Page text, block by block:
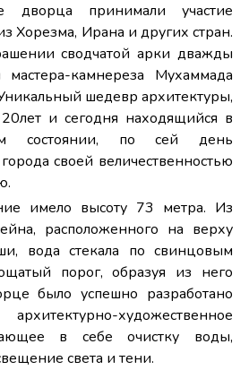
дворца принимали участие
Хорезма, Ирана и других стран.
сводчатой арки дважды
мастера-камнереза Мухаммада
шедевр архитектуры,
и сегодня находящийся в
состоянии, по сей день
своей величественностью
имело высоту 73 метра. Из
расположенного на верху
вода стекала по свинцовым
порог, образуя из него
было успешно разработано
художественное
в себе очистку воды,
света и тени.